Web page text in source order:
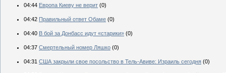
04:44 Европа Киеву не верит (0)
04:42 Правильный ответ Обаме (0)
04:40 В бой за Донбасс идут «старики» (0)
04:37 Смертельный номер Ляшко (0)
04:31 США закрыли свое посольство в Тель-Авиве: Израиль сегодня (0)